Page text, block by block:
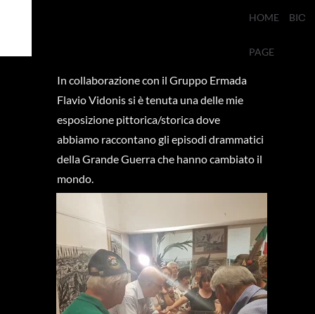
HOME
PAGE
BIO
In collaborazione con il Gruppo Ermada
Flavio Vidonis si è tenuta una delle mie
esposizione pittorica/storica dove
abbiamo raccontano gli episodi drammatici
della Grande Guerra che hanno cambiato il
mondo.